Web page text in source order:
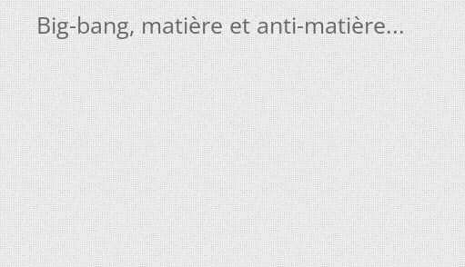
Big-bang, matière et anti-matière...